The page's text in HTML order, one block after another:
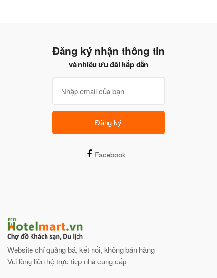
Đăng ký nhận thông tin
và nhiều ưu đãi hấp dẫn
Đăng ký
Facebook
Website chỉ quảng bá, kết nối, không bán hàng
Vui lòng liên hệ trực tiếp nhà cung cấp